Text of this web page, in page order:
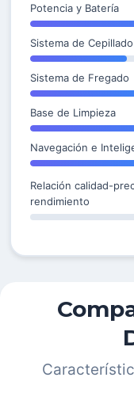
Potencia y Batería
Sistema de Cepillado
Sistema de Fregado
Base de Limpieza
Navegación e
Relación calidad-
rendimiento